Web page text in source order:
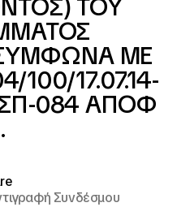
ΤΟΥ
ΜΕ
100/17.07.14-
084 ΑΠΟΦ
Συνδέσμου